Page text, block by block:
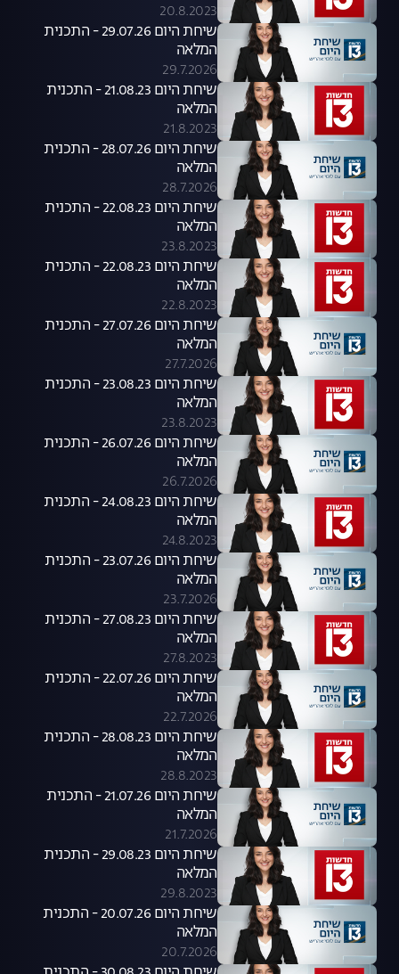
20.8.2023
שיחת היום 29.07.26 - התכנית
המלאה
29.7.2026
שיחת היום 21.08.23 - התכנית
המלאה
21.8.2023
שיחת היום 28.07.26 - התכנית
המלאה
28.7.2026
שיחת היום 22.08.23 - התכנית
המלאה
23.8.2023
שיחת היום 22.08.23 - התכנית
המלאה
22.8.2023
שיחת היום 27.07.26 - התכנית
המלאה
27.7.2026
שיחת היום 23.08.23 - התכנית
המלאה
23.8.2023
שיחת היום 26.07.26 - התכנית
המלאה
26.7.2026
שיחת היום 24.08.23 - התכנית
המלאה
24.8.2023
שיחת היום 23.07.26 - התכנית
המלאה
23.7.2026
שיחת היום 27.08.23 - התכנית
המלאה
27.8.2023
שיחת היום 22.07.26 - התכנית
המלאה
22.7.2026
שיחת היום 28.08.23 - התכנית
המלאה
28.8.2023
שיחת היום 21.07.26 - התכנית
המלאה
21.7.2026
שיחת היום 29.08.23 - התכנית
המלאה
29.8.2023
שיחת היום 20.07.26 - התכנית
המלאה
20.7.2026